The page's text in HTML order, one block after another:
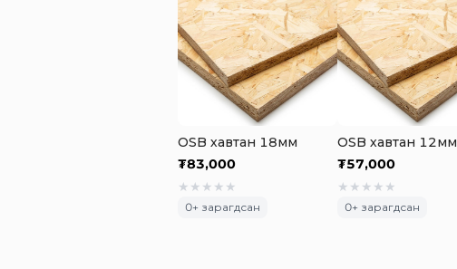
OSB хавтан 18мм
₮83,000
★ ★ ★ ★ ★
0+ зарагдсан
OSB хавтан 12мм
₮57,000
★ ★ ★ ★ ★
0+ зарагдсан